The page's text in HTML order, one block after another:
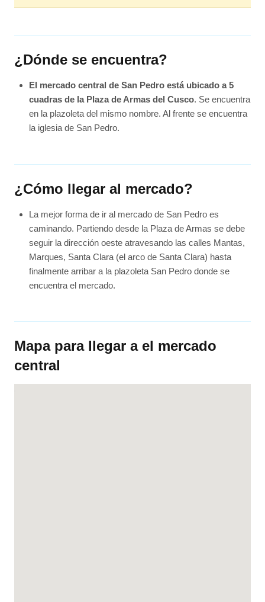
¿Dónde se encuentra?
El mercado central de San Pedro está ubicado a 5
cuadras de la Plaza de Armas del Cusco. Se encuentra
en la plazoleta del mismo nombre. Al frente se encuentra
la iglesia de San Pedro.
¿Cómo llegar al mercado?
La mejor forma de ir al mercado de San Pedro es
caminando. Partiendo desde la Plaza de Armas se debe
seguir la dirección oeste atravesando las calles Mantas,
Marques, Santa Clara (el arco de Santa Clara) hasta
finalmente arribar a la plazoleta San Pedro donde se
encuentra el mercado.
Mapa para llegar a el mercado
central